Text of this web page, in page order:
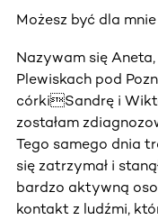
Możesz być dla
Nazywam się
Plewiskach pod
córkiSandrę i
zostałam
Tego samego dnia
się zatrzymał i
bardzo aktywną
kontakt z ludźmi,